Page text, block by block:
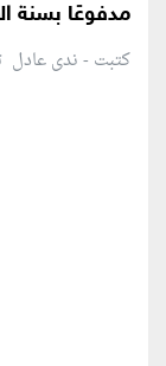
مدفوعًا بسنة
كتبت - ندى عادل